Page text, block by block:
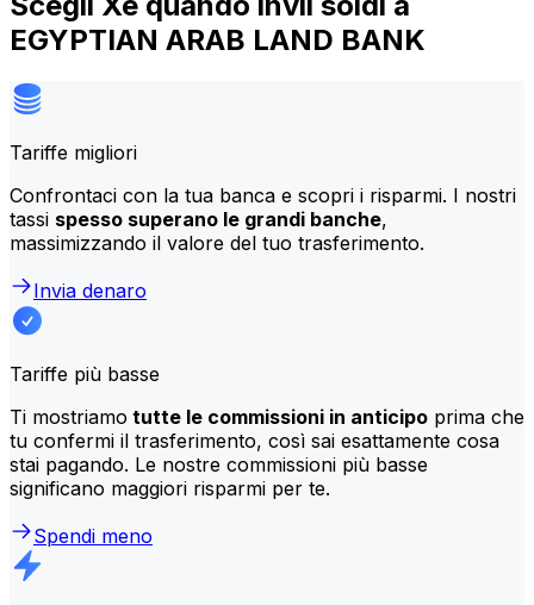
EGYPTIAN ARAB LAND BANK
Tariffe migliori
Confrontaci con la tua banca e scopri i risparmi. I nostri
tassi spesso superano le grandi banche,
massimizzando il valore del tuo trasferimento.
Invia denaro
Tariffe più basse
Ti mostriamo tutte le commissioni in anticipo prima che
tu confermi il trasferimento, così sai esattamente cosa
stai pagando. Le nostre commissioni più basse
significano maggiori risparmi per te.
Spendi meno